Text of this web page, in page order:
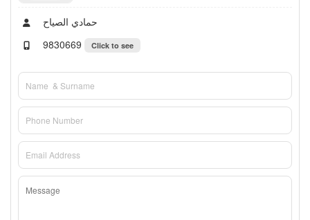
حمادي الصياح
9830669
Click to see